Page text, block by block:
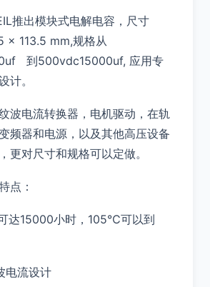
推出模块式电解电容，尺寸
x 113.5 mm,规格从
到500vdc15000uf, 应用专
计。
波电流转换器，电机驱动，在轨
频器和电源，以及其他高压设备
更对尺寸和规格可以定做。
点：
达15000小时，105℃可以到
电流设计